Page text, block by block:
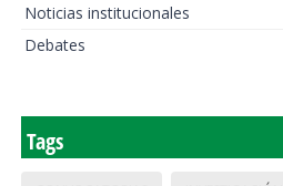
Noticias institucionales
Debates
Tags